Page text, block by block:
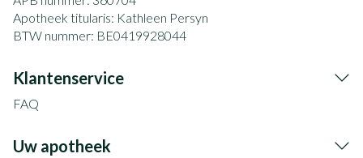
Apotheek titularis: Kathleen Persyn
BTW nummer: BE0419928044
Klantenservice
FAQ
Uw apotheek